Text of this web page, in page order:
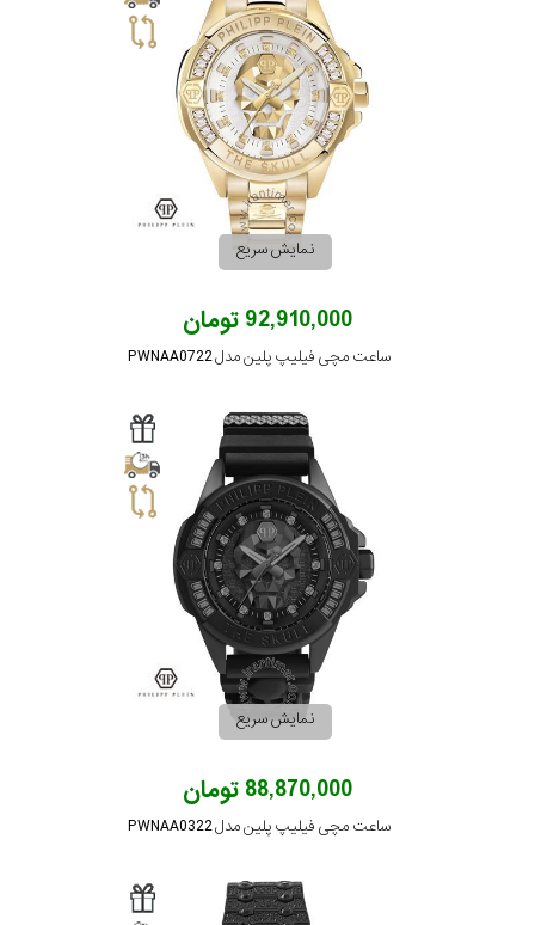
نمایش سریع
92,910,000 تومان
ساعت مچی فیلیپ پلین مدل PWNAA0722
نمایش سریع
88,870,000 تومان
ساعت مچی فیلیپ پلین مدل PWNAA0322